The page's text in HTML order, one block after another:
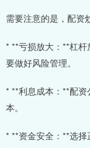
需要注意的是，配资
* **亏损放大：**杠
要做好风险管理。
* **利息成本：**配
本。
* **资金安全：**选